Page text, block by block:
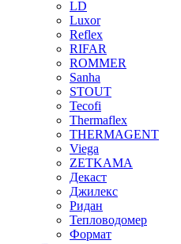
LD
Luxor
Reflex
RIFAR
ROMMER
Sanha
STOUT
Tecofi
Thermaflex
THERMAGENT
Viega
ZETKAMA
Декаст
Джилекс
Ридан
Тепловодомер
Формат